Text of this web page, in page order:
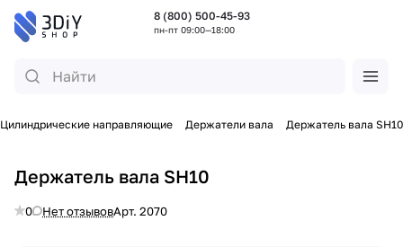
8 (800) 500-45-93
пн-пт 09:00—18:00
Цилиндрические направляющие Держатели вала Держатель вала SH10
Держатель вала SH10
0 Нет отзывовАрт. 2070